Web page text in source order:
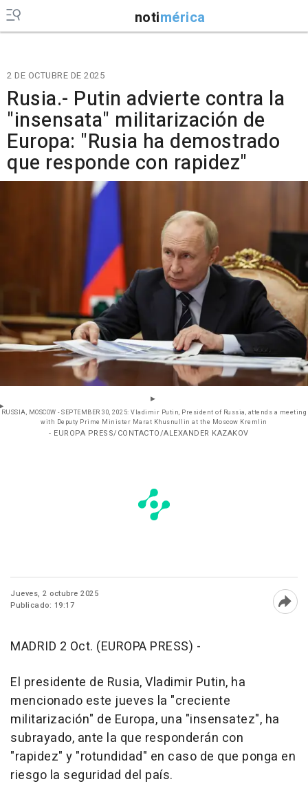
notimérica
2 DE OCTUBRE DE 2025
Rusia.- Putin advierte contra la
"insensata" militarización de
Europa: "Rusia ha demostrado
que responde con rapidez"
RUSSIA, MOSCOW - SEPTEMBER 30, 2025: Vladimir Putin, President of Russia, attends a meeting
with Deputy Prime Minister Marat Khusnullin at the Moscow Kremlin
- EUROPA PRESS/CONTACTO/ALEXANDER KAZAKOV
Jueves, 2 octubre 2025
Publicado: 19:17
MADRID 2 Oct. (EUROPA PRESS) -
El presidente de Rusia, Vladimir Putin, ha
mencionado este jueves la "creciente
militarización" de Europa, una "insensatez", ha
subrayado, ante la que responderán con
"rapidez" y "rotundidad" en caso de que ponga en
riesgo la seguridad del país.